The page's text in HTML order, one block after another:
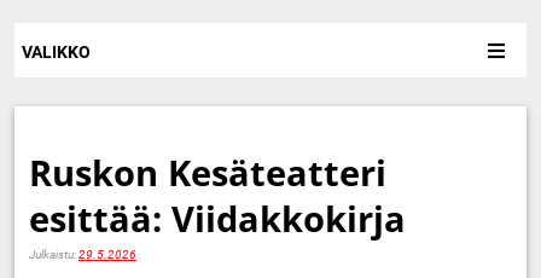
VALIKKO
Ruskon Kesäteatteri
esittää: Viidakkokirja
Julkaistu:29.5.2026